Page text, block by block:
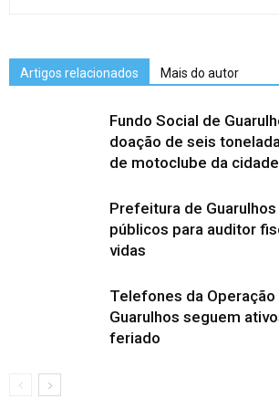
Artigos relacionados Mais do autor
Fundo Social de
doação de seis
de motoclube da cidade
Prefeitura de
públicos para auditor
vidas
Telefones da Operação
Guarulhos seguem
feriado